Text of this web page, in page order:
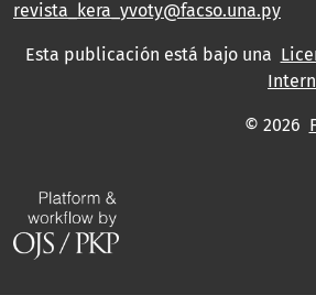
revista_kera_yvoty@facso.una.py
Esta publicación está bajo una
© 2026